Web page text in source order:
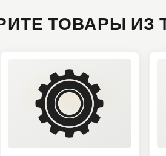
ТОВАРЫ ИЗ